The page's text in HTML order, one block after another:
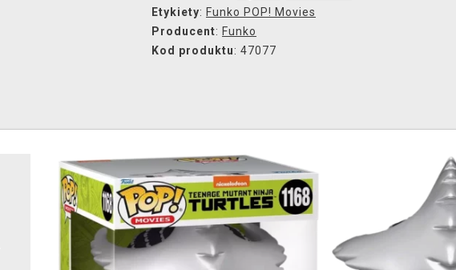
Etykiety: Funko POP! Movies
Producent: Funko
Kod produktu: 47077